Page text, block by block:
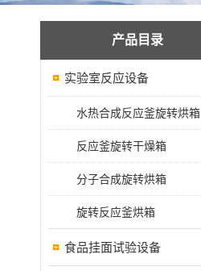
产品目录
实验室反应设备
水热合成反应釜旋转烘箱
反应釜旋转干燥箱
分子合成旋转烘箱
旋转反应釜烘箱
食品挂面试验设备